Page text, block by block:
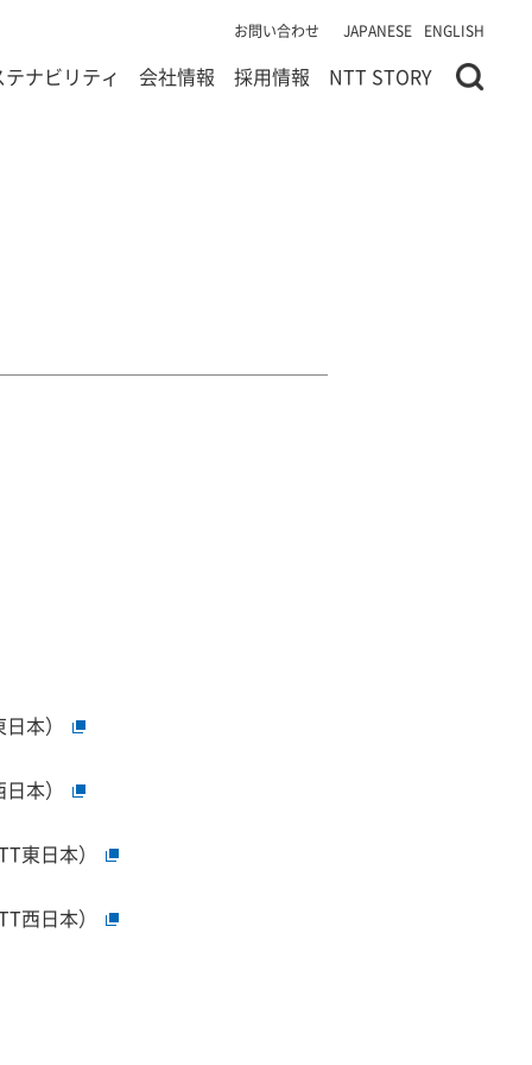
お問い合わせ JAPANESE ENGLISH
テナビリティ 会社情報 採用情報 NTT STORY
本）
本）
東日本）
西日本）